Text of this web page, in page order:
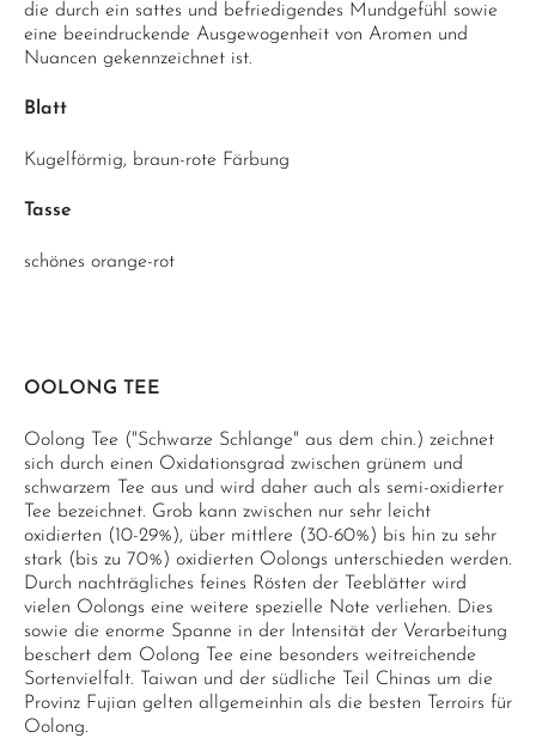
die durch ein sattes und befriedigendes Mundgefühl sowie
eine beeindruckende Ausgewogenheit von Aromen und
Nuancen gekennzeichnet ist.
Blatt
Kugelförmig, braun-rote Färbung
Tasse
schönes orange-rot
OOLONG TEE
Oolong Tee ("Schwarze Schlange" aus dem chin.) zeichnet
sich durch einen Oxidationsgrad zwischen grünem und
schwarzem Tee aus und wird daher auch als semi-oxidierter
Tee bezeichnet. Grob kann zwischen nur sehr leicht
oxidierten (10-29%), über mittlere (30-60%) bis hin zu sehr
stark (bis zu 70%) oxidierten Oolongs unterschieden werden.
Durch nachträgliches feines Rösten der Teeblätter wird
vielen Oolongs eine weitere spezielle Note verliehen. Dies
sowie die enorme Spanne in der Intensität der Verarbeitung
beschert dem Oolong Tee eine besonders weitreichende
Sortenvielfalt. Taiwan und der südliche Teil Chinas um die
Provinz Fujian gelten allgemeinhin als die besten Terroirs für
Oolong.